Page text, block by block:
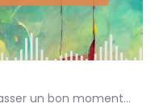
Envie de chanter, danser, rire et passer un bon moment dans une ambiance festive et conviviale? Venez…